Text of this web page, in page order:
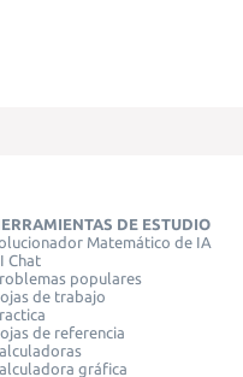
DE ESTUDIO
Matemático de IA
Chat
populares
de trabajo
de referencia
gráfica